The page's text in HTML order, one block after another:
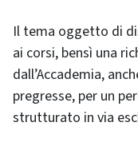
Il tema oggetto di
ai corsi, bensì una
dall’Accademia,
pregresse, per un
strutturato in via